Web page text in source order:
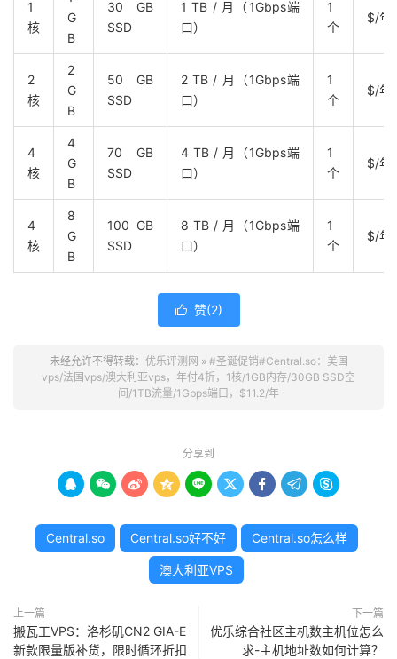
1
核
G
B
30 GB
SSD
1 TB / 月（1Gbps端
口）
1
个
$/年
2
核
2
G
B
50 GB
SSD
2 TB / 月（1Gbps端
口）
1
个
$/年
4
核
4
G
B
70 GB
SSD
4 TB / 月（1Gbps端
口）
1
个
$/年
4
核
8
G
B
100 GB
SSD
8 TB / 月（1Gbps端
口）
1
个
$/年
 赞(2)
未经允许不得转载： 优乐评测网 » #圣诞促销#Central.so：美国
vps/法国vps/澳大利亚vps，年付4折，1核/1GB内存/30GB SSD空
间/1TB流量/1Gbps端口，$11.2/年
分享到
        
Central.so Central.so好不好 Central.so怎么样
澳大利亚VPS
上一篇
搬瓦工VPS：洛杉矶CN2 GIA-E
新款限量版补货，限时循环折扣
下一篇
优乐综合社区主机数主机位怎么
求-主机地址数如何计算？